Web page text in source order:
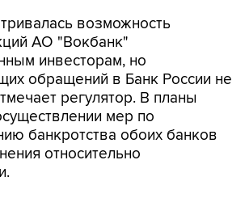
возможность
АО "Вокбанк"
инвесторам, но
обращений в Банк России не
регулятор. В планы
мер по
банкротства обоих банков
относительно